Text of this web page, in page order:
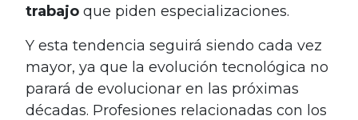
trabajo que piden especializaciones.
Y esta tendencia seguirá siendo cada vez
mayor, ya que la evolución tecnológica no
parará de evolucionar en las próximas
décadas. Profesiones relacionadas con los